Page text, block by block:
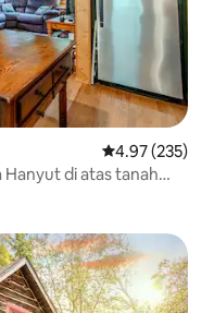
Penarafan
4.97 (235)
di atas tanah